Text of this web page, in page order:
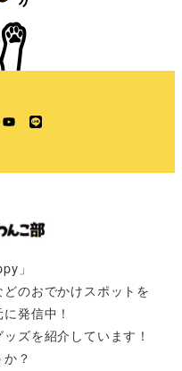
YouTube
LINE
」
のおでかけスポットを
発信中！
ズを紹介しています！
？